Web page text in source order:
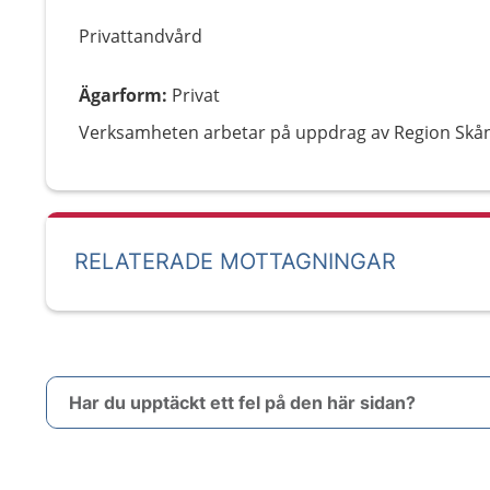
Privattandvård
Ägarform: Privat
Verksamheten arbetar på uppdrag av Region
RELATERADE MOTTAGNINGAR
Har du upptäckt ett fel på den här sidan?